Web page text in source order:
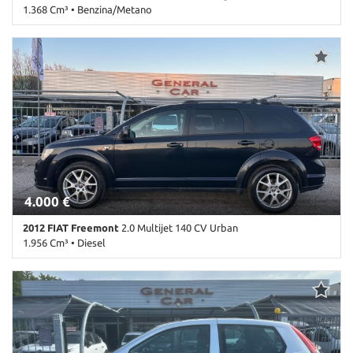
1.368 Cm³ • Benzina/Metano
115.000 Km • Cambio Manuale (5) • Bianco pastello • 4 Porte • ABS
• Airbag • Airbag Passeggero • Alzacristalli elettrici • Autoradio •
Bracciolo • Cerchioni in acciaio • Chiusura centralizzata
telecomandata • Climatizzatore • Controllo trazione • ESP •
Immobilizzatore elettronico • Porta scorrevole • Servosterzo •
Specchietti laterali elettrici
4.000 €
2012 FIAT Freemont 2.0 Multijet 140 CV Urban
1.956 Cm³ • Diesel
397.000 Km • Cambio Manuale (6) • Nero metallizzato • 5 Porte •
ABS • Airbag • Airbag laterali • Airbag Passeggero • Airbag testa •
Alzacristalli elettrici • Autoradio • Bluetooth • Boardcomputer •
Bracciolo • Cerchi in lega • Chiusura centralizzata senza chiave •
Chiusura centralizzata telecomandata • Climatizzatore automatico,
2 zone • Controllo trazione • Controllo vocale • Cruise Control •